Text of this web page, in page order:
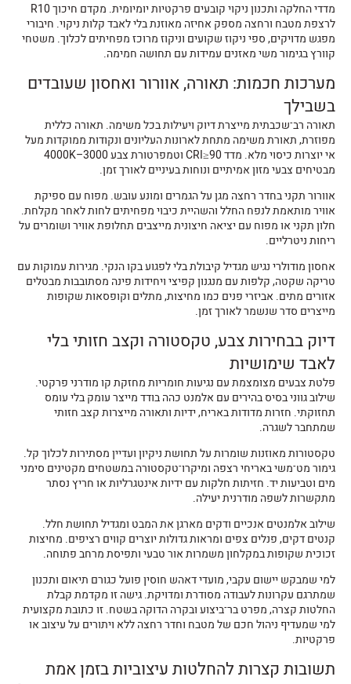
מדדי החלקה ותכנון ניקוי קובעים פרקטיות יומיומית. מקדם חיכוך R10
לרצפת מטבח ורחצה מספק אחיזה מאוזנת בלי לאבד קלות ניקוי. חיבורי
מפגש מדויקים, ספי ניקוז שקועים וניקוז מרוכז מפחיתים לכלוך. משטחי
קוורץ בגימור משי מאזנים עמידוּת עם תחושה חמימה.
מערכות חכמות: תאורה, אוורור ואחסון שעובדים
בשבילך
תאורה רב־שכבתית מייצרת דיוק ויעילות בכל משימה. תאורה כללית
מפוזרת, תאורת משימה מתחת לארונות העליונים ונקודות ממוקדות מעל
אי יוצרות כיסוי מלא. מדד CRI≥90 וטמפרטורת צבע 3000–4000K
מבטיחים צבעי מזון אמיתיים ונוחות בעיניים לאורך זמן.
אוורור תקני בחדר רחצה מגן על הגמרים ומונע עובש. מפוח עם ספיקת
אוויר מותאמת לנפח החלל והשהיית כיבוי מפחיתים לחות לאחר מקלחת.
חלון תקני או מפוח עם יציאה חיצונית מייצבים תחלופת אוויר ושומרים על
ריחות ניטרליים.
אחסון מודולרי נגיש מגדיל קיבולת בלי לפגוע בקו הנקי. מגירות עמוקות עם
טריקה שקטה, קלפות עם מנגנון קפיצי ויחידות פינה מסתובבות מבטלים
אזורים מתים. אביזרי פנים כמו מחיצות, מתלים וקופסאות שקופות
מייצרים סדר שנשמר לאורך זמן.
דיוק בבחירות צבע, טקסטורה וקצב חזותי בלי
לאבד שימושיות
פלטת צבעים מצומצמת עם נגיעות חומריות מחזקת קו מודרני פרקטי.
שילוב גווני בסיס בהירים עם אלמנט כהה בודד מייצר עומק בלי עומס
תחזוקתי. חזרות מדודות באריח, ידיות ותאורה מייצרות קצב חזותי
שמתחבר לשגרה.
טקסטורות מאוזנות שומרות על תחושת ניקיון ועדיין מסתירות לכלוך קל.
גימור מט־משי באריחי רצפה ומיקרו־טקסטורה במשטחים מקטינים סימני
מים וטביעות יד. חזיתות חלקות עם ידיות אינטגרליות או חריץ נסתר
מתקשרות לשפה מודרנית יעילה.
שילוב אלמנטים אנכיים ודקים מארגן את המבט ומגדיל תחושת חלל.
קנטים דקים, פנלים צפים ומראות גדולות יוצרים קווים רציפים. מחיצות
זכוכית שקופות במקלחון משמרות אור טבעי ותפיסת מרחב פתוחה.
למי שמבקש יישום עקבי, מועדי דאהש חוסין פועל כגורם תיאום ותכנון
שמתרגם עקרונות לעבודה מסודרת ומדויקת. גישה זו מקדמת קבלת
החלטות קצרה, מפרט בר־ביצוע ובקרה הדוקה בשטח. זו כתובת מקצועית
למי שמעדיף ניהול חכם של מטבח וחדר רחצה ללא ויתורים על עיצוב או
פרקטיות.
תשובות קצרות להחלטות עיצוביות בזמן אמת